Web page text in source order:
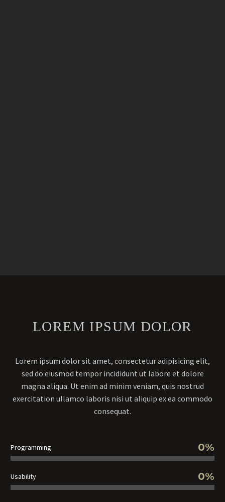
LOREM IPSUM DOLOR
Lorem ipsum dolor sit amet, consectetur adipisicing elit,
sed do eiusmod tempor incididunt ut labore et dolore
magna aliqua. Ut enim ad minim veniam, quis nostrud
exercitation ullamco laboris nisi ut aliquip ex ea commodo
consequat.
Programming 0%
Usability 0%